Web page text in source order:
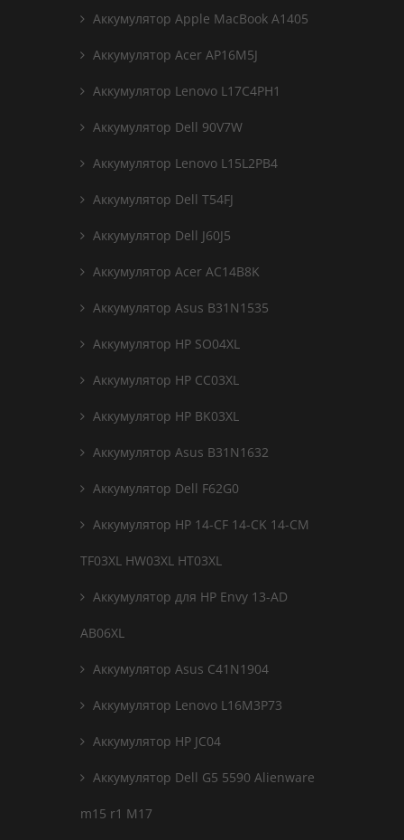
Аккумулятор Apple MacBook A1405
Аккумулятор Acer AP16M5J
Аккумулятор Lenovo L17C4PH1
Аккумулятор Dell 90V7W
Аккумулятор Lenovo L15L2PB4
Аккумулятор Dell T54FJ
Аккумулятор Dell J60J5
Аккумулятор Acer AC14B8K
Аккумулятор Asus B31N1535
Аккумулятор HP SO04XL
Аккумулятор HP CC03XL
Аккумулятор HP BK03XL
Аккумулятор Asus B31N1632
Аккумулятор Dell F62G0
Аккумулятор HP 14-CF 14-CK 14-CM
TF03XL HW03XL HT03XL
Аккумулятор для HP Envy 13-AD
AB06XL
Аккумулятор Asus C41N1904
Аккумулятор Lenovo L16M3P73
Аккумулятор HP JC04
Аккумулятор Dell G5 5590 Alienware
m15 r1 M17